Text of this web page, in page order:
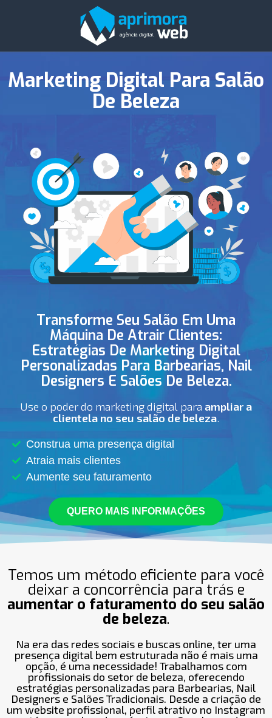
Marketing Digital Para Salão
De Beleza
Transforme Seu Salão Em Uma
Máquina De Atrair Clientes:
Estratégias De Marketing Digital
Personalizadas Para Barbearias, Nail
Designers E Salões De Beleza.
Use o poder do marketing digital para ampliar a
clientela no seu salão de beleza.
Construa uma presença digital
Atraia mais clientes
Aumente seu faturamento
QUERO MAIS INFORMAÇÕES
Temos um método eficiente para você
deixar a concorrência para trás e
aumentar o faturamento do seu salão
de beleza.
Na era das redes sociais e buscas online, ter uma
presença digital bem estruturada não é mais uma
opção, é uma necessidade! Trabalhamos com
profissionais do setor de beleza, oferecendo
estratégias personalizadas para Barbearias, Nail
Designers e Salões Tradicionais. Desde a criação de
um website profissional, perfil atrativo no Instagram